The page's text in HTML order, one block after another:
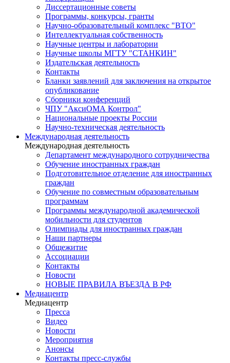
Диссертационные советы
Программы, конкурсы, гранты
Научно-образовательный комплекс "ВТО"
Интеллектуальная собственность
Научные центры и лаборатории
Научные школы МГТУ "СТАНКИН"
Издательская деятельность
Контакты
Бланки заявлений для заключения на открытое
опубликование
Сборники конференций
ЧПУ "АксиОМА Контрол"
Национальные проекты России
Научно-техническая деятельность
Международная деятельность
Международная деятельность
Департамент международного сотрудничества
Обучение иностранных граждан
Подготовительное отделение для иностранных
граждан
Обучение по совместным образовательным
программам
Программы международной академической
мобильности для студентов
Олимпиады для иностранных граждан
Наши партнеры
Общежитие
Ассоциации
Контакты
Новости
НОВЫЕ ПРАВИЛА ВЪЕЗДА В РФ
Медиацентр
Медиацентр
Пресса
Видео
Новости
Мероприятия
Анонсы
Контакты пресс-службы